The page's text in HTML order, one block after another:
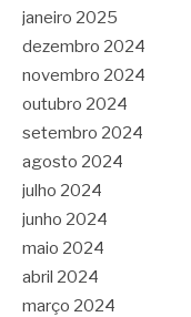
janeiro 2025
dezembro 2024
novembro 2024
outubro 2024
setembro 2024
agosto 2024
julho 2024
junho 2024
maio 2024
abril 2024
março 2024